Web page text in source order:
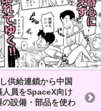
供給連鎖から中国
員をSpaceX向け
設備・部品を使わ